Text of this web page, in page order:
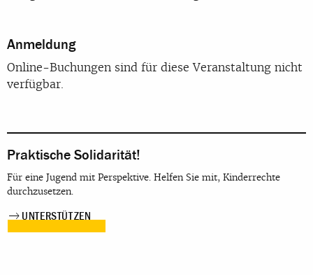
Anmeldung
Online-Buchungen sind für diese Veranstaltung nicht
verfügbar.
Praktische Solidarität!
Für eine Jugend mit Perspektive. Helfen Sie mit, Kinderrechte
durchzusetzen.
UNTERSTÜTZEN